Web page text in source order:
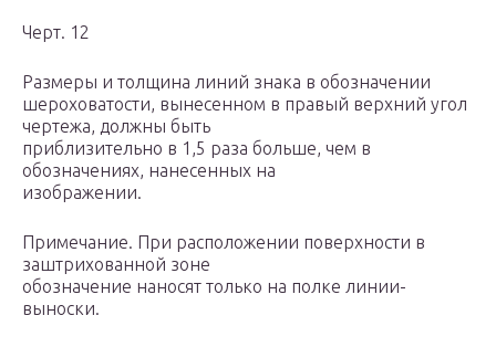
Черт. 12
Размеры и толщина линий знака в обозначении
шероховатости, вынесенном в правый верхний угол
чертежа, должны быть
приблизительно в 1,5 раза больше, чем в
обозначениях, нанесенных на
изображении.
Примечание. При расположении поверхности в
заштрихованной зоне
обозначение наносят только на полке линии-
выноски.